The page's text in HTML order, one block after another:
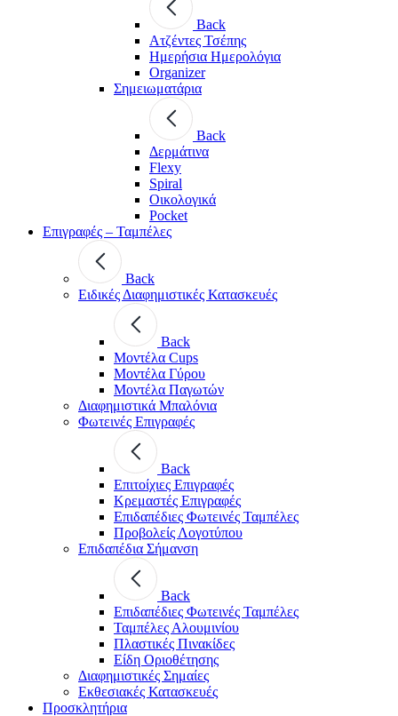
Back
Ατζέντες Τσέπης
Ημερήσια Ημερολόγια
Organizer
Σημειωματάρια
Back
Δερμάτινα
Flexy
Spiral
Οικολογικά
Pocket
Επιγραφές – Ταμπέλες
Back
Ειδικές Διαφημιστικές Κατασκευές
Back
Μοντέλα Cups
Μοντέλα Γύρου
Μοντέλα Παγωτών
Διαφημιστικά Μπαλόνια
Φωτεινές Επιγραφές
Back
Επιτοίχιες Επιγραφές
Κρεμαστές Επιγραφές
Επιδαπέδιες Φωτεινές Ταμπέλες
Προβολείς Λογοτύπου
Επιδαπέδια Σήμανση
Back
Επιδαπέδιες Φωτεινές Ταμπέλες
Ταμπέλες Αλουμινίου
Πλαστικές Πινακίδες
Είδη Οριοθέτησης
Διαφημιστικές Σημαίες
Εκθεσιακές Κατασκευές
Προσκλητήρια